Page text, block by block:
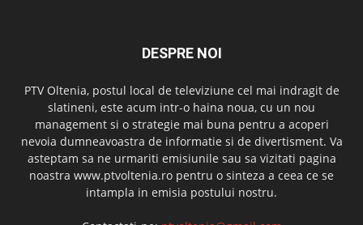
DESPRE NOI
PTV Oltenia, postul local de televiziune cel mai indragit de
slatineni, este acum intr-o haina noua, cu un nou
management si o strategie mai buna pentru a acoperi
nevoia dumneavoastra de informatie si de divertisment. Va
asteptam sa ne urmariti emisiunile sau sa vizitati pagina
noastra www.ptvoltenia.ro pentru o sinteza a ceea ce se
intampla in emisia postului nostru.